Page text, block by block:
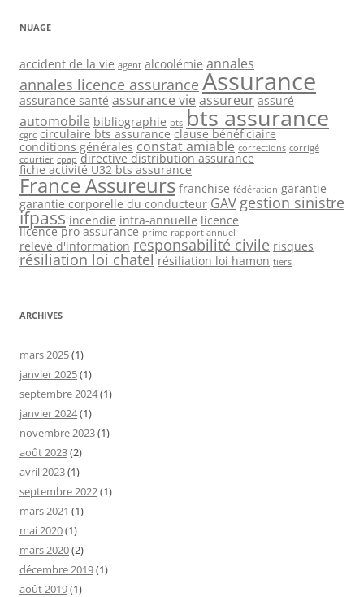
NUAGE
accident de la vie agent alcoolémie annales
annales licence assurance Assurance
assurance santé assurance vie assureur assuré
automobile bibliographie bts bts assurance
cgrc circulaire bts assurance clause bénéficiaire
conditions générales constat amiable corrections corrigé
courtier cpap directive distribution assurance
fiche activité U32 bts assurance
France Assureurs franchise fédération garantie
garantie corporelle du conducteur GAV gestion sinistre
ifpass incendie infra-annuelle licence
licence pro assurance prime rapport annuel
relevé d'information responsabilité civile risques
résiliation loi chatel résiliation loi hamon tiers
ARCHIVES
mars 2025(1)
janvier 2025(1)
septembre 2024(1)
janvier 2024(1)
novembre 2023(1)
août 2023(2)
avril 2023(1)
septembre 2022(1)
mars 2021 (1)
mai 2020(1)
mars 2020(2)
décembre 2019(1)
août 2019(1)